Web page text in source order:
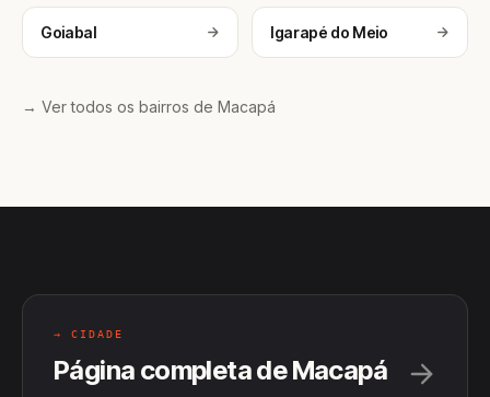
Goiabal Igarapé do Meio
→ Ver todos os bairros de Macapá
→ CIDADE
Página completa de Macapá